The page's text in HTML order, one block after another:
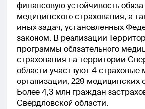
финансовую устойчивость
медицинского страхования, а
иных задач, установленных
законом. В реализации
программы обязательного
страхования на территории
области участвуют 4
организации, 229 медицинских
Более 4,3 млн граждан
Свердловской области.